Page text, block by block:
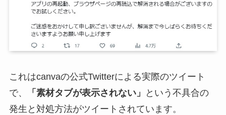
これはcanvaの公式Twitterによる実際のツイート
で、
「素材タブが表示されない」
という不具合の
発生と対処方法がツイートされています。